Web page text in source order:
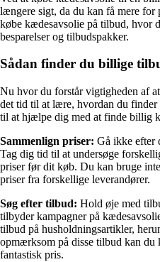
længere sigt, da du kan få mere for
købe kædesavsolie på tilbud, hvor
besparelser og tilbudspakker.
Sådan finder du billige
Nu hvor du forstår vigtigheden af
det tid til at lære, hvordan du
til at hjælpe dig med at finde billig
Sammenlign priser: Gå ikke efter
Tag dig tid til at undersøge
priser før dit køb. Du kan bruge
priser fra forskellige leverandører.
Søg efter tilbud: Hold øje med
tilbyder kampagner på
tilbud på husholdningsartikler,
opmærksom på disse tilbud kan
fantastisk pris.